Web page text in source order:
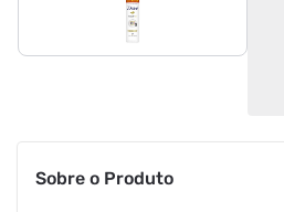
Sobre o Produto